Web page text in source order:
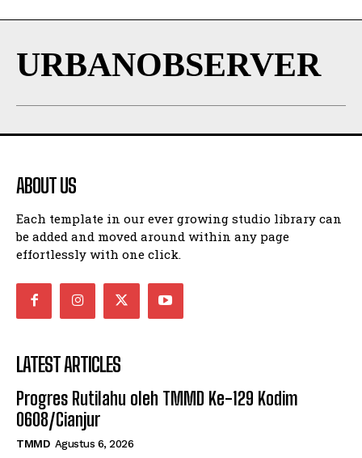
URBANOBSERVER
ABOUT US
Each template in our ever growing studio library can
be added and moved around within any page
effortlessly with one click.
LATEST ARTICLES
Progres Rutilahu oleh TMMD Ke-129 Kodim
0608/Cianjur
TMMD Agustus 6, 2026